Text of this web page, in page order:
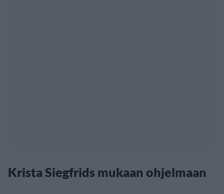
Krista Siegfrids mukaan ohjelmaan